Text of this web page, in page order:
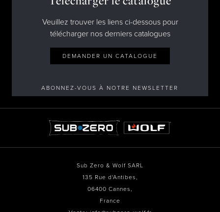
Veuillez trouver les liens ci-dessous pour
télécharger nos derniers catalogues
DEMANDER UN CATALOGUE
ABONNEZ-VOUS À NOTRE NEWSLETTER
Sub Zero & Wolf SARL
135 Rue d'Antibes,
06400 Cannes,
France